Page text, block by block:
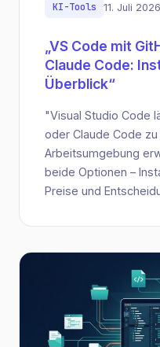
KI-Tools 11. Juli 2026
„VS Code mit
Claude Code:
Überblick“
"Visual Studio Code
oder Claude Code
Arbeitsumgebung
beide Optionen –
Preise und